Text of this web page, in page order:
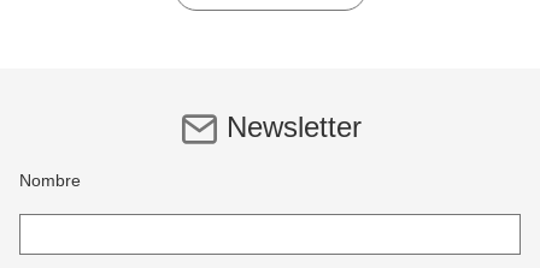
Newsletter
Nombre